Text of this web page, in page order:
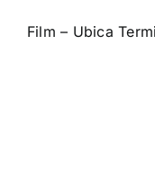
Film – Ubica